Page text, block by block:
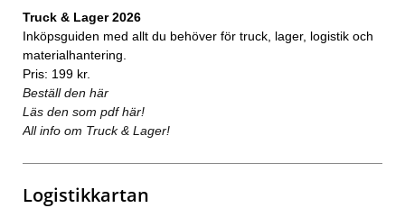
Truck & Lager 2026
Inköpsguiden med allt du behöver för truck, lager, logistik och
materialhantering.
Pris: 199 kr.
Beställ den här
Läs den som pdf här!
All info om Truck & Lager!
Logistikkartan